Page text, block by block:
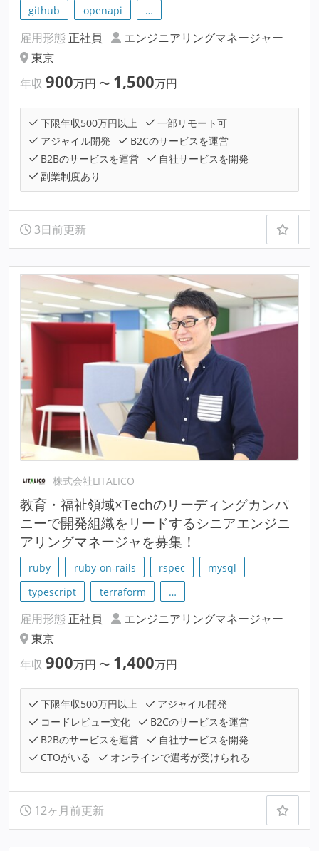
github openapi …
雇用形態 正社員
エンジニアリングマネージャー
東京
年収 900万円 〜 1,500万円
下限年収500万円以上
一部リモート可
アジャイル開発
B2Cのサービスを運営
B2Bのサービスを運営
自社サービスを開発
副業制度あり
3日前更新
株式会社LITALICO
教育・福祉領域×Techのリーディングカンパ
ニーで開発組織をリードするシニアエンジニ
アリングマネージャを募集！
ruby ruby-on-rails rspec
mysql
typescript
terraform …
雇用形態 正社員
エンジニアリングマネージャー
東京
年収 900万円 〜 1,400万円
下限年収500万円以上
アジャイル開発
コードレビュー文化
B2Cのサービスを運営
B2Bのサービスを運営
自社サービスを開発
CTOがいる
オンラインで選考が受けられる
12ヶ月前更新